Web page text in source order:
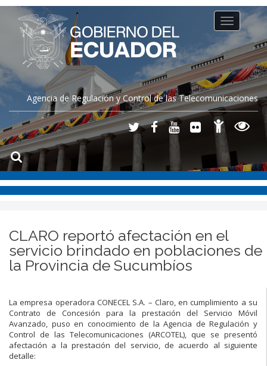
Agencia de Regulación y Control de las Telecomunicaciones
Toggle
navigation
CLARO reportó afectación en el
servicio brindado en poblaciones de
la Provincia de Sucumbíos
La empresa operadora CONECEL S.A. – Claro, en cumplimiento a su
Contrato de Concesión para la prestación del Servicio Móvil
Avanzado, puso en conocimiento de la Agencia de Regulación y
Control de las Telecomunicaciones (ARCOTEL), que se presentó
afectación a la prestación del servicio, de acuerdo al siguiente
detalle: